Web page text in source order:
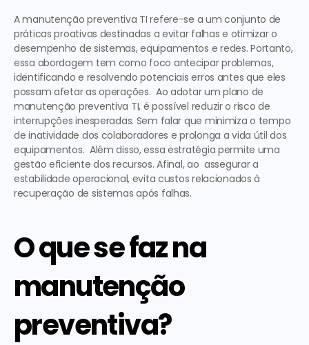
A manutenção preventiva TI refere-se a um conjunto de
práticas proativas destinadas a evitar falhas e otimizar o
desempenho de sistemas, equipamentos e redes. Portanto,
essa abordagem tem como foco antecipar problemas,
identificando e resolvendo potenciais erros antes que eles
possam afetar as operações.  Ao adotar um plano de
manutenção preventiva TI, é possível reduzir o risco de
interrupções inesperadas. Sem falar que minimiza o tempo
de inatividade dos colaboradores e prolonga a vida útil dos
equipamentos.  Além disso, essa estratégia permite uma
gestão eficiente dos recursos. Afinal, ao  assegurar a
estabilidade operacional, evita custos relacionados à
recuperação de sistemas após falhas.
O que se faz na
manutenção
preventiva?